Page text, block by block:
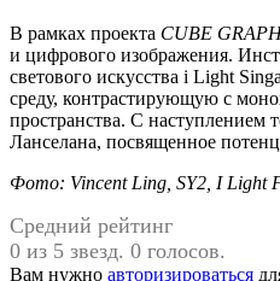
В рамках проекта CUBE
и цифрового изображения.
светового искусства i Light
среду, контрастирующую с
пространства. С наступлением
Ланселана, посвященное
Фото: Vincent Ling, SY2, I Light
Средний рейтинг
0 из 5 звезд. 0 голосов.
Вам нужно авторизироваться